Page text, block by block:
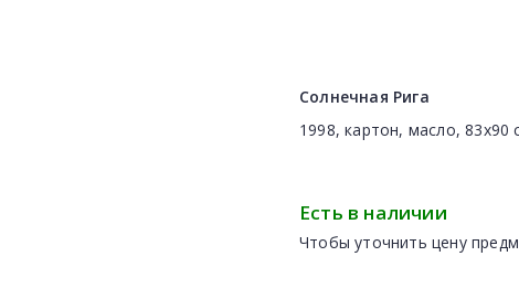
Солнечная Рига
1998, картон, масло, 83x90
Есть в наличии
Чтобы уточнить цену